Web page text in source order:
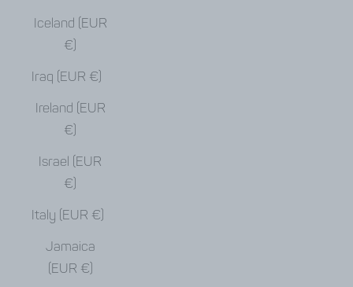
Iceland (EUR
€)
Iraq (EUR €)
Ireland (EUR
€)
Israel (EUR
€)
Italy (EUR €)
Jamaica
(EUR €)